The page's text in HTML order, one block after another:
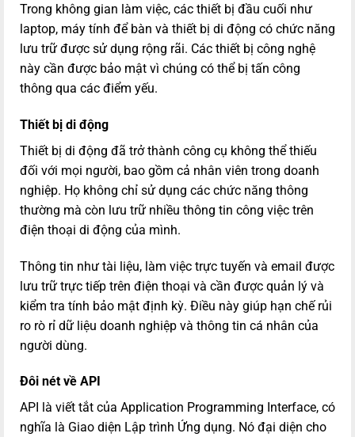
Trong không gian làm việc, các thiết bị đầu cuối như
laptop, máy tính để bàn và thiết bị di động có chức năng
lưu trữ được sử dụng rộng rãi. Các thiết bị công nghệ
này cần được bảo mật vì chúng có thể bị tấn công
thông qua các điểm yếu.
Thiết bị di động
Thiết bị di động đã trở thành công cụ không thể thiếu
đối với mọi người, bao gồm cả nhân viên trong doanh
nghiệp. Họ không chỉ sử dụng các chức năng thông
thường mà còn lưu trữ nhiều thông tin công việc trên
điện thoại di động của mình.
Thông tin như tài liệu, làm việc trực tuyến và email được
lưu trữ trực tiếp trên điện thoại và cần được quản lý và
kiểm tra tính bảo mật định kỳ. Điều này giúp hạn chế rủi
ro rò rỉ dữ liệu doanh nghiệp và thông tin cá nhân của
người dùng.
Đôi nét về API
API là viết tắt của Application Programming Interface, có
nghĩa là Giao diện Lập trình Ứng dụng. Nó đại diện cho